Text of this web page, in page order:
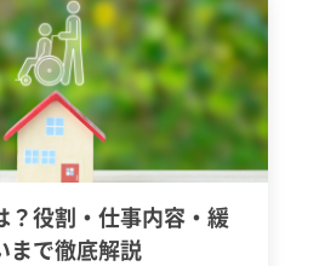
？役割・仕事内容・緩
まで徹底解説